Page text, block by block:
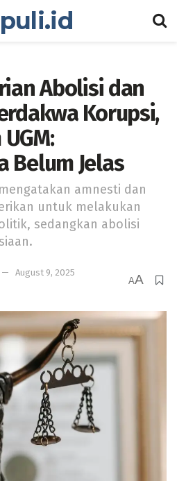
Abolisi dan
Korupsi,
Belum Jelas
amnesti dan
untuk melakukan
sedangkan abolisi
August 9, 2025
AA